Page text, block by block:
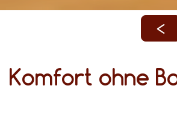
Komfort ohne